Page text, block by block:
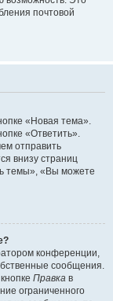
почтовой
«Новая тема».
«Ответить».
отправить
внизу страниц
темы», «Вы можете
конференции,
сообщения.
Правка в
ограниченного